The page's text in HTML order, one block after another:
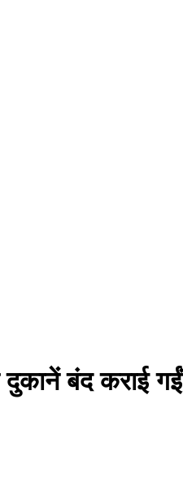
दुकानें बंद कराई गईं